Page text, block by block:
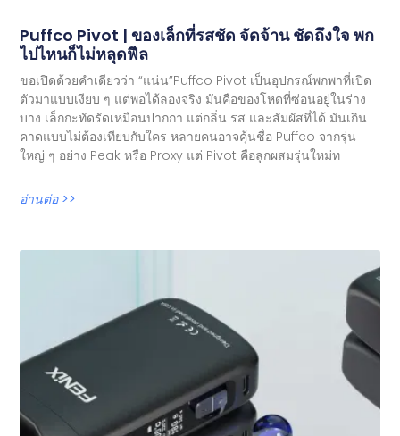
Puffco Pivot | ของเล็กที่รสชัด จัดจ้าน ชัดถึงใจ พก
ไปไหนก็ไม่หลุดฟีล
ขอเปิดด้วยคำเดียวว่า “แน่น”Puffco Pivot เป็นอุปกรณ์พกพาที่เปิด
ตัวมาแบบเงียบ ๆ แต่พอได้ลองจริง มันคือของโหดที่ซ่อนอยู่ในร่าง
บาง เล็กกะทัดรัดเหมือนปากกา แต่กลิ่น รส และสัมผัสที่ได้ มันเกิน
คาดแบบไม่ต้องเทียบกับใคร หลายคนอาจคุ้นชื่อ Puffco จากรุ่น
ใหญ่ ๆ อย่าง Peak หรือ Proxy แต่ Pivot คือลูกผสมรุ่นใหม่ท
อ่านต่อ >>